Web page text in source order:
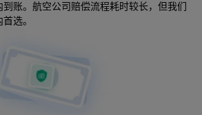
账。航空公司赔偿流程耗时较长，但我们
选。